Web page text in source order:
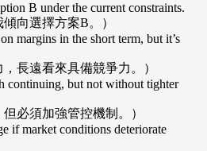
B under the current constraints.
向選擇方案B。）
margins in the short term, but it’s
，長遠看來具備競爭力。）
continuing, but not without tighter
但必須加強管控機制。）
if market conditions deteriorate